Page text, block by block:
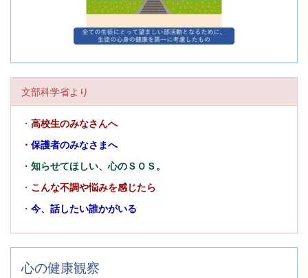
文部科学省より
・ 高校生のみなさんへ
・ 保護者のみなさまへ
・ 知らせてほしい、心のＳＯＳ。
・ こんな不調や悩みを感じたら
・ 今、話したい誰かがいる
心の健康観察